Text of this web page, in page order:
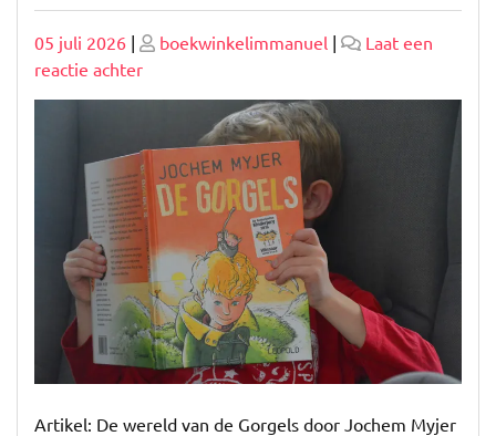
Geplaatst
op
05 juli 2026 | Geplaatst
op
boekwinkelimmanuel |
Laat een
reactie achterop
De
magische
wereld
van
de
Gorgels
door
Jochem
Myjer
Artikel: De wereld van de Gorgels door Jochem Myjer